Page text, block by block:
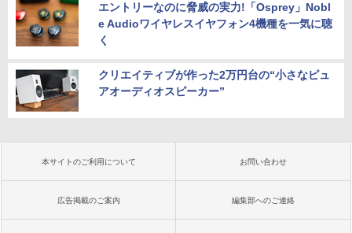
エントリーなのに脅威の実力!「Osprey」Nobl
e Audioワイヤレスイヤフォン4機種を一気に聴
く
クリエイティブが作った2万円台の“小さなピュ
アオーディオスピーカー”
本サイトのご利用について お問い合わせ
広告掲載のご案内 編集部へのご連絡